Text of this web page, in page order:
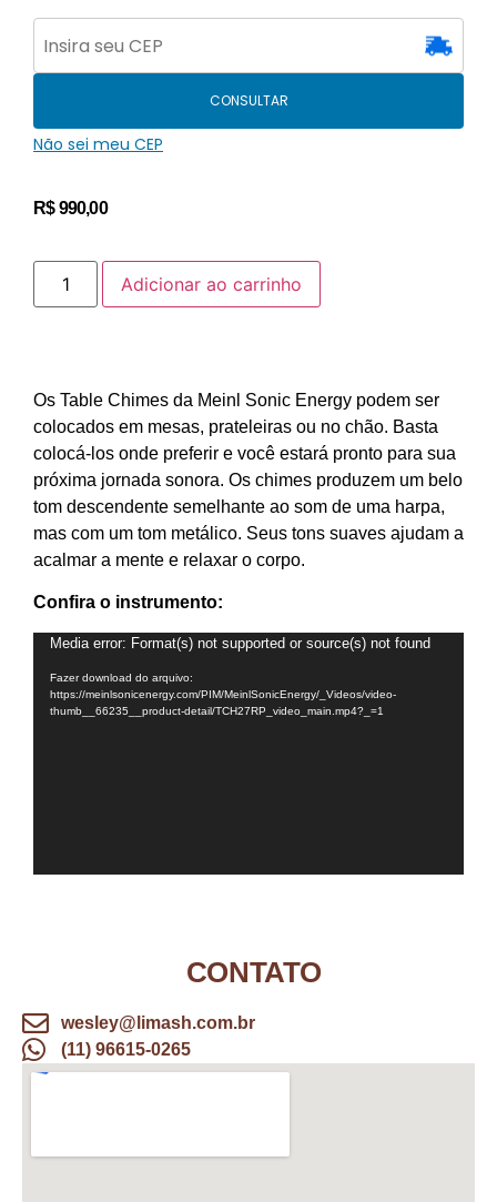
CONSULTAR
Não sei meu CEP
R$990,00
Adicionar ao carrinho
Os Table Chimes da Meinl Sonic Energy podem ser
colocados em mesas, prateleiras ou no chão. Basta
colocá-los onde preferir e você estará pronto para sua
próxima jornada sonora. Os chimes produzem um belo
tom descendente semelhante ao som de uma harpa,
mas com um tom metálico. Seus tons suaves ajudam a
acalmar a mente e relaxar o corpo.
Confira o instrumento:
Tocador
de
vídeo
Media error: Format(s) not supported or source(s) not found
Fazer download do arquivo:
https://meinlsonicenergy.com/PIM/MeinlSonicEnergy/_Videos/video-
thumb__66235__product-detail/TCH27RP_video_main.mp4?_=1
CONTATO
wesley@limash.com.br
(11) 96615-0265